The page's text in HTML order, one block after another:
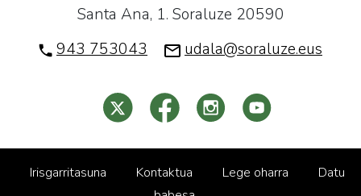
Santa Ana, 1. Soraluze 20590
943 753043
udala@soraluze.eus
Irisgarritasuna Kontaktua Lege oharra
Datu